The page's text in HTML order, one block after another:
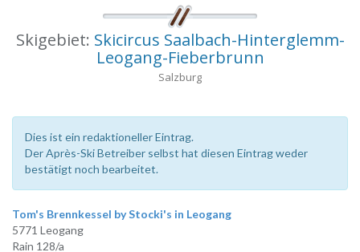
Skigebiet: Skicircus Saalbach-Hinterglemm-
Leogang-Fieberbrunn
Salzburg
Dies ist ein redaktioneller Eintrag.
Der Après-Ski Betreiber selbst hat diesen Eintrag weder
bestätigt noch bearbeitet.
Tom's Brennkessel by Stocki's in Leogang
5771 Leogang
Rain 128/a